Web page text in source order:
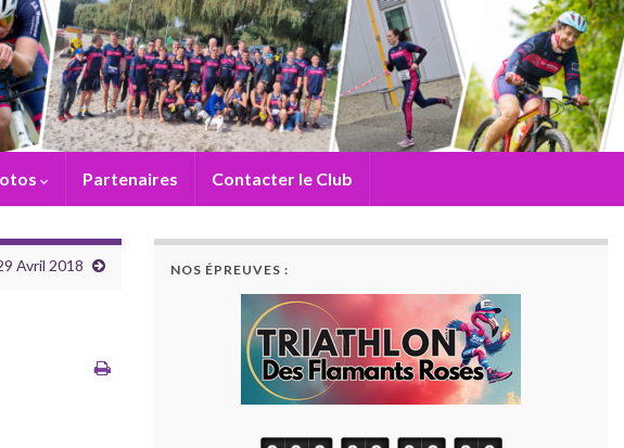
Partenaires Contacter le Club
Avril 2018 NOS ÉPREUVES :